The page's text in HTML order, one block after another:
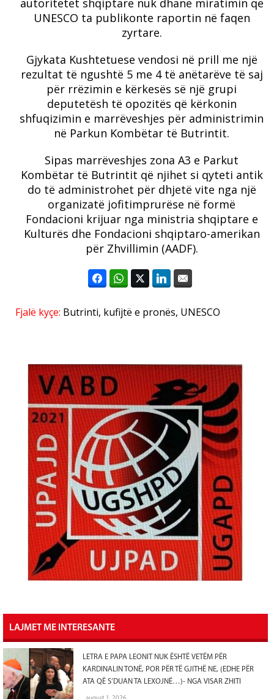
autoritetet shqiptare nuk dhanë miratimin që
UNESCO ta publikonte raportin në faqen
zyrtare.
Gjykata Kushtetuese vendosi në prill me një
rezultat të ngushtë 5 me 4 të anëtarëve të saj
për rrëzimin e kërkesës së një grupi
deputetësh të opozitës që kërkonin
shfuqizimin e marrëveshjes për administrimin
në Parkun Kombëtar të Butrintit.
Sipas marrëveshjes zona A3 e Parkut
Kombëtar të Butrintit që njihet si qyteti antik
do të administrohet për dhjetë vite nga një
organizatë jofitimprurëse në formë
Fondacioni krijuar nga ministria shqiptare e
Kulturës dhe Fondacioni shqiptaro-amerikan
për Zhvillimin (AADF).
Fjalë kyçe: Butrinti, kufijtë e pronës, UNESCO
LAJMET ME INTERESANTE
LETRA E PAPA LEONIT NUK ËSHTË VETËM PËR
KARDINALIN TONË, POR PËR TË GJITHË NE, (EDHE PËR
ATA QË S’DUAN TA LEXOJNË…)- NGA VISAR ZHITI